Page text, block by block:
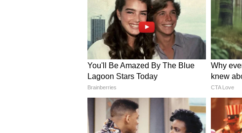
Image Credit :Asianet News
राहु-केतु दोष और आर्थिक लाभ
ज्योतिष के अनुसार, अगर घर में बार-बार
केतु का अशुभ प्रभाव हो सकता है। हल्दी का